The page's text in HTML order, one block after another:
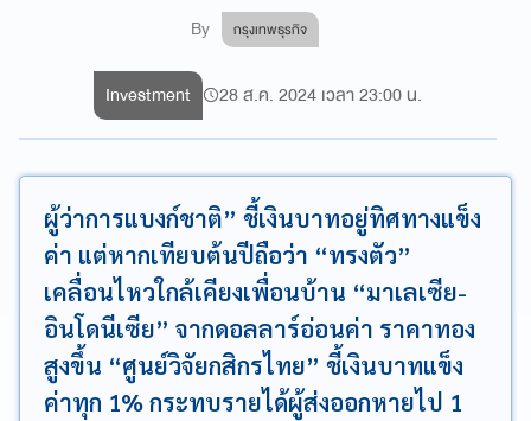
By กรุงเทพธุรกิจ
Investment 28 ส.ค. 2024 เวลา 23:00 น.
ผู้ว่าการแบงก์ชาติ” ชี้เงินบาทอยู่ทิศทางแข็ง
ค่า แต่หากเทียบต้นปีถือว่า “ทรงตัว”
เคลื่อนไหวใกล้เคียงเพื่อนบ้าน “มาเลเซีย-
อินโดนีเซีย” จากดอลลาร์อ่อนค่า ราคาทอง
สูงขึ้น “ศูนย์วิจัยกสิกรไทย” ชี้เงินบาทแข็ง
ค่าทุก 1% กระทบรายได้ผู้ส่งออกหายไป 1